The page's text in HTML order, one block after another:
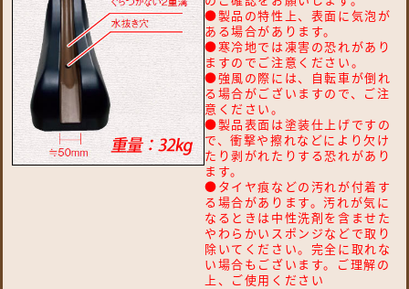
CLRKS4-H、サイクルラック S4型 CLRKS4-
L、サイクルラック S5型 CLRKS5-H、サイク
ルラック S5型 CLRKS5-L 【中部コーポレーシ
ョン】
Cijet YJ-01、Cijet YJ-01KS、Cijet YJ-
02、Cijet YJ-02KS、Cijet YJ-03、Cijet
YJ-03KS、Cijet YJ-04、Cijet YJ-04KS、
Cijet YD-01、Cijet YD-01KS、Cijet YD-
02、Cijet YD-02KS、Cijet YP-01、Cijet
YP-02、Cijet YC-02
●製品の特性上、表面に気泡が
ある場合があります。
●寒冷地では凍害の恐れがあり
ますのでご注意ください。
●強風の際には、自転車が倒れ
る場合がございますので、ご注
意ください。
●製品表面は塗装仕上げですの
で、衝撃や擦れなどにより欠け
たり剥がれたりする恐れがあり
ます。
●タイヤ痕などの汚れが付着す
る場合があります。汚れが気に
なるときは中性洗剤を含ませた
やわらかいスポンジなどで取り
除いてください。完全に取れな
い場合もございます。ご理解の
上、ご使用ください